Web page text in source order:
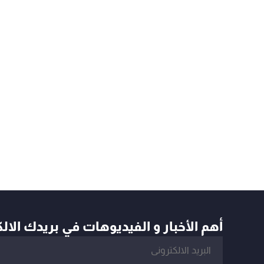
أهم الأخبار و الفيديوهات في بريدك